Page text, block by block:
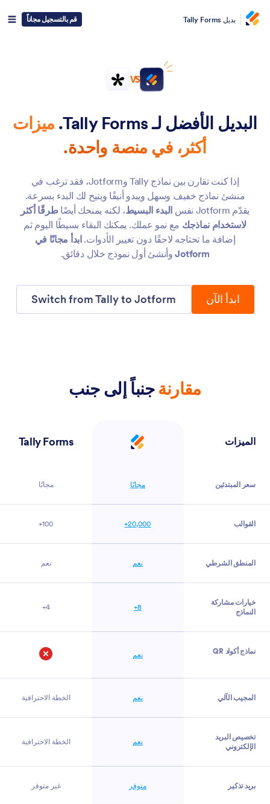
بديل Tally Forms قم بالتسجيل مجاناً
VS
البديل الأفضل لـ Tally Forms.
ميزات
أكثر، في منصة واحدة.
إذا كنت تقارن بين نماذج Tally وJotform، فقد ترغب في
منشئ نماذج خفيف وسهل ويبدو أنيقًا ويتيح لك البدء بسرعة.
يقدّم Jotform نفس
البدء البسيط، لكنه يمنحك أيضًاطرقًا أكثر
لاستخدام نماذجك مع نمو عملك. يمكنك البقاء بسيطًا اليوم ثم
إضافة ما تحتاجه لاحقًا دون تغيير الأدوات. ابدأ مجانًا في
Jotformوأنشئ أول نموذج خلال دقائق.
ابدأ الآن Switch from Tally to Jotform
مقارنةجنباً إلى جنب
الميزات Jotform
Tally Forms
سعر المبتدئين مجانًا مجانًا
القوالب 20,000+
100+
المنطق الشرطي نعم نعم
خيارات مشاركة
النماذج
8+
4+
نماذج أكواد QR
نعم
المجيب الآلي نعم الخطة الاحترافية
تخصيص البريد
الإلكتروني
نعم الخطة الاحترافية
بريد تذكير متوفر غير متوفر